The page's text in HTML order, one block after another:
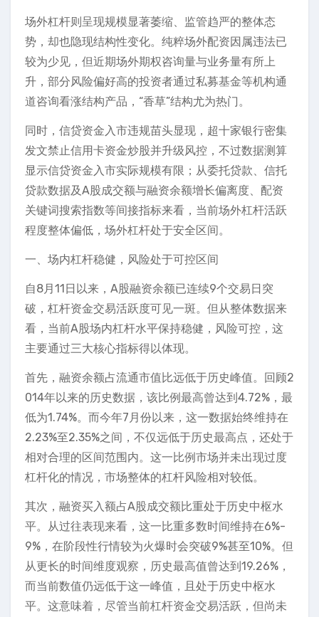
场外杠杆则呈现规模显著萎缩、监管趋严的整体态
势，却也隐现结构性变化。纯粹场外配资因属违法已
较为少见，但近期场外期权咨询量与业务量有所上
升，部分风险偏好高的投资者通过私募基金等机构通
道咨询看涨结构产品，“香草”结构尤为热门。
同时，信贷资金入市违规苗头显现，超十家银行密集
发文禁止信用卡资金炒股并升级风控，不过数据测算
显示信贷资金入市实际规模有限；从委托贷款、信托
贷款数据及A股成交额与融资余额增长偏离度、配资
关键词搜索指数等间接指标来看，当前场外杠杆活跃
程度整体偏低，场外杠杆处于安全区间。
一、场内杠杆稳健，风险处于可控区间
自8月11日以来，A股融资余额已连续9个交易日突
破，杠杆资金交易活跃度可见一斑。但从整体数据来
看，当前A股场内杠杆水平保持稳健，风险可控，这
主要通过三大核心指标得以体现。
首先，融资余额占流通市值比远低于历史峰值。回顾2
014年以来的历史数据，该比例最高曾达到4.72%，最
低为1.74%。而今年7月份以来，这一数据始终维持在
2.23%至2.35%之间，不仅远低于历史最高点，还处于
相对合理的区间范围内。这一比例市场并未出现过度
杠杆化的情况，市场整体的杠杆风险相对较低。
其次，融资买入额占A股成交额比重处于历史中枢水
平。从过往表现来看，这一比重多数时间维持在6%-
9%，在阶段性行情较为火爆时会突破9%甚至10%。但
从更长的时间维度观察，历史最高值曾达到19.26%，
而当前数值仍远低于这一峰值，且处于历史中枢水
平。这意味着，尽管当前杠杆资金交易活跃，但尚未